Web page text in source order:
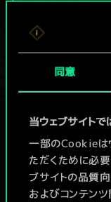
同意
当ウェブサイト
一部のCookieは
ただくために必
ブサイトの品質
およびコンテン
現
か共
続
デッ